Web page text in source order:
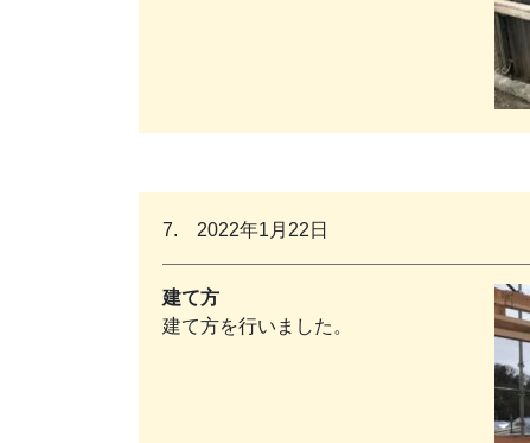
7. 2022年1月22日
建て方
建て方を行いました。